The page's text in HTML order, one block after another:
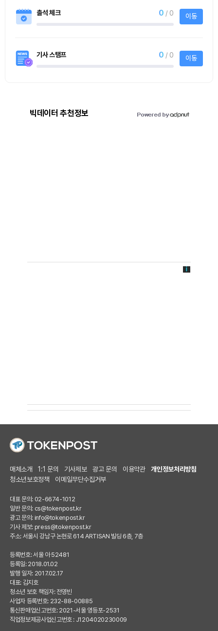
4명
빅데이터 추천정보
매체소개 1:1 문의 기사제보 광고 문의 이용약관
개인정보처리방침
청소년보호정책
이메일무단수집거부
대표 문의: 02-6674-1012
일반 문의: cs@tokenpost.kr
광고 문의: info@tokenpost.kr
기사 제보: press@tokenpost.kr
주소: 서울시 강남구 논현로 614 ARTISAN 빌딩 6층, 7층
등록번호: 서울 아 52481
등록일: 2018.01.02
발행 일자: 2017.02.17
대표: 김지호
청소년 보호 책임자: 전영빈
사업자 등록번호: 232-88-00885
통신판매업신고번호: 2021-서울 영등포-2531
직업정보제공사업신고번호 : J1204020230009